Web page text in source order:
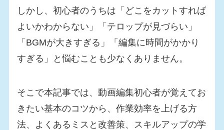
しかし、初心者のうちは「どこをカットすれば
よいかわからない」「テロップが見づらい」
「BGMが大きすぎる」「編集に時間がかかり
すぎる」と悩むことも少なくありません。
そこで本記事では、動画編集初心者が覚えてお
きたい基本のコツから、作業効率を上げる方
法、よくあるミスと改善策、スキルアップの学